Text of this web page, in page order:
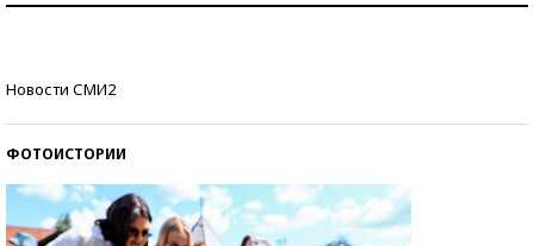
Новости СМИ2
ФОТОИСТОРИИ